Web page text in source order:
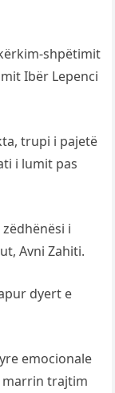
shpëtimit
Ibër Lepenci
trupi i pajetë
i lumit pas
i
Avni Zahiti.
dyert e
emocionale
marrin trajtim